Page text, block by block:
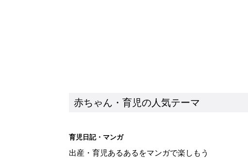
赤ちゃん・育児の人気テーマ
育児日記・マンガ
出産・育児あるあるをマンガで楽しもう